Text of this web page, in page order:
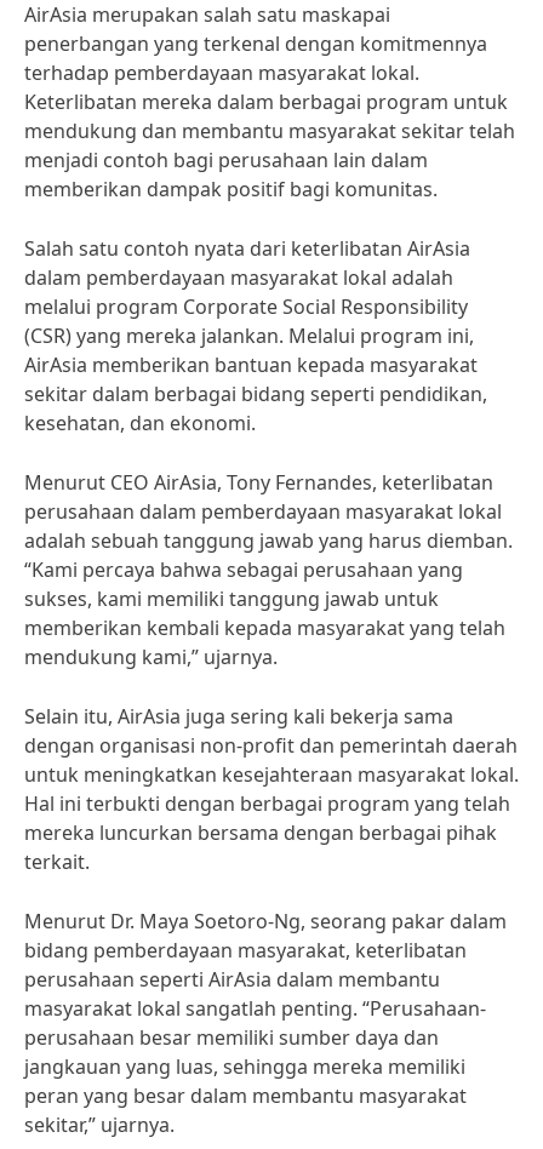
AirAsia merupakan salah satu maskapai
penerbangan yang terkenal dengan komitmennya
terhadap pemberdayaan masyarakat lokal.
Keterlibatan mereka dalam berbagai program untuk
mendukung dan membantu masyarakat sekitar telah
menjadi contoh bagi perusahaan lain dalam
memberikan dampak positif bagi komunitas.
Salah satu contoh nyata dari keterlibatan AirAsia
dalam pemberdayaan masyarakat lokal adalah
melalui program Corporate Social Responsibility
(CSR) yang mereka jalankan. Melalui program ini,
AirAsia memberikan bantuan kepada masyarakat
sekitar dalam berbagai bidang seperti pendidikan,
kesehatan, dan ekonomi.
Menurut CEO AirAsia, Tony Fernandes, keterlibatan
perusahaan dalam pemberdayaan masyarakat lokal
adalah sebuah tanggung jawab yang harus diemban.
“Kami percaya bahwa sebagai perusahaan yang
sukses, kami memiliki tanggung jawab untuk
memberikan kembali kepada masyarakat yang telah
mendukung kami,” ujarnya.
Selain itu, AirAsia juga sering kali bekerja sama
dengan organisasi non-profit dan pemerintah daerah
untuk meningkatkan kesejahteraan masyarakat lokal.
Hal ini terbukti dengan berbagai program yang telah
mereka luncurkan bersama dengan berbagai pihak
terkait.
Menurut Dr. Maya Soetoro-Ng, seorang pakar dalam
bidang pemberdayaan masyarakat, keterlibatan
perusahaan seperti AirAsia dalam membantu
masyarakat lokal sangatlah penting. “Perusahaan-
perusahaan besar memiliki sumber daya dan
jangkauan yang luas, sehingga mereka memiliki
peran yang besar dalam membantu masyarakat
sekitar,” ujarnya.